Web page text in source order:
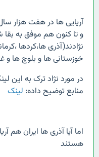
آریایی ها در هفت هزار
و تا کنون هم موفق به بقا
نژادند(آذری ها،کردها
خوزستانی ها و بلوچ ها و
در مورد نژاد ترک به این
منابع توضیح داده: لینک
اما آیا آذری ها ایران هم
هستند